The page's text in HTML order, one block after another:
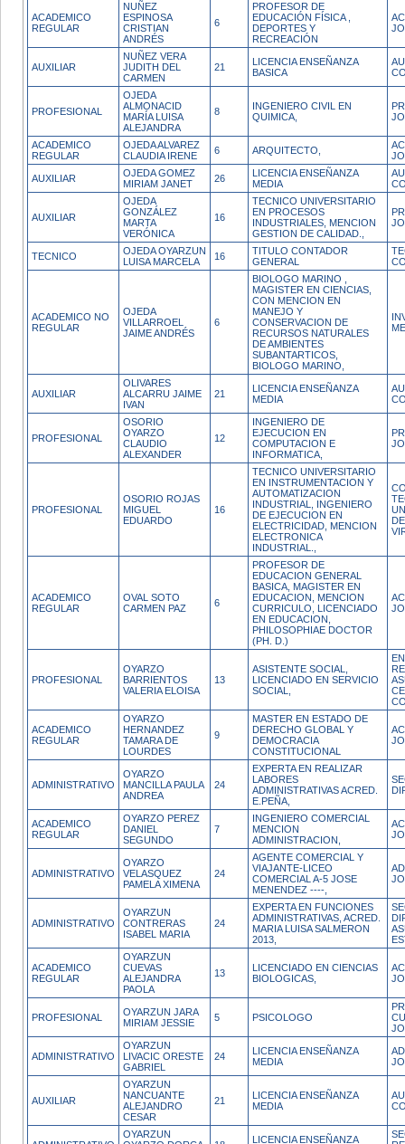
ACADEMICO
REGULAR
NUÑEZ
ESPINOSA
CRISTIAN
ANDRÉS
6
PROFESOR DE
EDUCACIÓN FÍSICA ,
DEPORTES Y
RECREACIÓN
AUXILIAR
NUÑEZ VERA
JUDITH DEL
CARMEN
21
LICENCIA ENSEÑANZA
BASICA
PROFESIONAL
OJEDA
ALMONACID
MARÍA LUISA
ALEJANDRA
8
INGENIERO CIVIL EN
QUIMICA,
ACADEMICO
REGULAR
OJEDA ALVAREZ
CLAUDIA IRENE
6 ARQUITECTO,
AUXILIAR
OJEDA GOMEZ
MIRIAM JANET
26
LICENCIA ENSEÑANZA
MEDIA
AUXILIAR
OJEDA
GONZÁLEZ
MARTA
VERÓNICA
16
TECNICO UNIVERSITARIO
EN PROCESOS
INDUSTRIALES, MENCION
GESTION DE CALIDAD.,
TECNICO
OJEDA OYARZUN
LUISA MARCELA
16
TITULO CONTADOR
GENERAL
ACADEMICO NO
REGULAR
OJEDA
VILLARROEL
JAIME ANDRÉS
6
BIOLOGO MARINO ,
MAGISTER EN CIENCIAS,
CON MENCION EN
MANEJO Y
CONSERVACION DE
RECURSOS NATURALES
DE AMBIENTES
SUBANTARTICOS,
BIOLOGO MARINO,
AUXILIAR
OLIVARES
ALCARRU JAIME
IVAN
21
LICENCIA ENSEÑANZA
MEDIA
PROFESIONAL
OSORIO
OYARZO
CLAUDIO
ALEXANDER
12
INGENIERO DE
EJECUCION EN
COMPUTACION E
INFORMATICA,
PROFESIONAL
OSORIO ROJAS
MIGUEL
EDUARDO
16
TECNICO UNIVERSITARIO
EN INSTRUMENTACION Y
AUTOMATIZACION
INDUSTRIAL, INGENIERO
DE EJECUCION EN
ELECTRICIDAD, MENCION
ELECTRONICA
INDUSTRIAL.,
ACADEMICO
REGULAR
OVAL SOTO
CARMEN PAZ
6
PROFESOR DE
EDUCACION GENERAL
BASICA, MAGISTER EN
EDUCACION, MENCION
CURRICULO, LICENCIADO
EN EDUCACION,
PHILOSOPHIAE DOCTOR
(PH. D.)
PROFESIONAL
OYARZO
BARRIENTOS
VALERIA ELOISA
13
ASISTENTE SOCIAL,
LICENCIADO EN SERVICIO
SOCIAL,
ACADEMICO
REGULAR
OYARZO
HERNANDEZ
TAMARA DE
LOURDES
9
MASTER EN ESTADO DE
DERECHO GLOBAL Y
DEMOCRACIA
CONSTITUCIONAL
ADMINISTRATIVO
OYARZO
MANCILLA PAULA
ANDREA
24
EXPERTA EN REALIZAR
LABORES
ADMINISTRATIVAS ACRED.
E.PEÑA,
ACADEMICO
REGULAR
OYARZO PEREZ
DANIEL
SEGUNDO
7
INGENIERO COMERCIAL
MENCION
ADMINISTRACION,
ADMINISTRATIVO
OYARZO
VELASQUEZ
PAMELA XIMENA
24
AGENTE COMERCIAL Y
VIAJANTE-LICEO
COMERCIAL A-5 JOSE
MENENDEZ ----,
ADMINISTRATIVO
OYARZUN
CONTRERAS
ISABEL MARIA
24
EXPERTA EN FUNCIONES
ADMINISTRATIVAS, ACRED.
MARIA LUISA SALMERON
2013,
ACADEMICO
REGULAR
OYARZUN
CUEVAS
ALEJANDRA
PAOLA
13
LICENCIADO EN CIENCIAS
BIOLOGICAS,
PROFESIONAL
OYARZUN JARA
MIRIAM JESSIE
5 PSICOLOGO
ADMINISTRATIVO
OYARZUN
LIVACIC ORESTE
GABRIEL
24
LICENCIA ENSEÑANZA
MEDIA
AUXILIAR
OYARZUN
NANCUANTE
ALEJANDRO
CESAR
21
LICENCIA ENSEÑANZA
MEDIA
OYARZUN
LICENCIA ENSEÑANZA